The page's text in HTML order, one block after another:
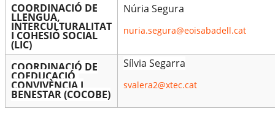
COORDINACIÓ DE
LLENGUA,
INTERCULTURALITAT
I COHESIÓ SOCIAL
(LIC)
Núria Segura
nuria.segura@eoisabadell.cat
COORDINACIÓ DE
COEDUCACIÓ,
CONVIVÈNCIA I
BENESTAR (COCOBE)
Sílvia Segarra
svalera2@xtec.cat